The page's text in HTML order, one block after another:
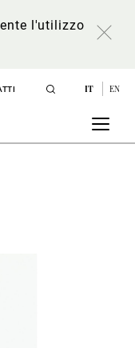
l'utilizzo
IT EN